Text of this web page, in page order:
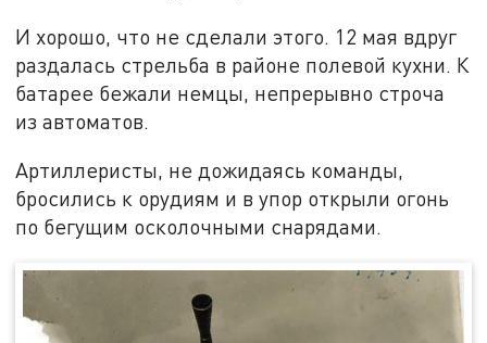
И хорошо, что не сделали этого. 12 мая вдруг
раздалась стрельба в районе полевой кухни. К
батарее бежали немцы, непрерывно строча
из автоматов.
Артиллеристы, не дожидаясь команды,
бросились к орудиям и в упор открыли огонь
по бегущим осколочными снарядами.